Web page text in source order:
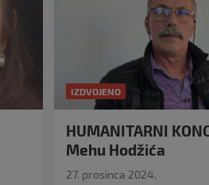
IZDVOJENO
HUMANITARNI
Mehu Hodžića
27. prosinca 2024.